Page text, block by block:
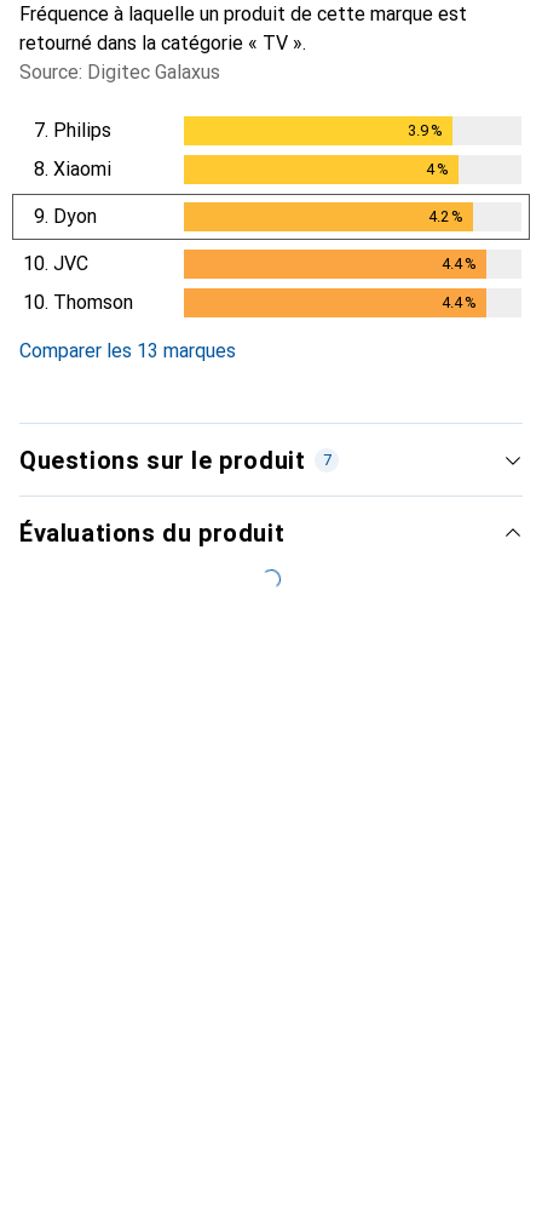
Fréquence à laquelle un produit de cette marque est
retourné dans la catégorie « TV ».
Source: Digitec Galaxus
7. Philips 3.9%
8. Xiaomi 4%
9. Dyon 4.2 %
4.2%
10. JVC 4.4%
4.4%
10. Thomson 4.4%
Comparer les 13 marques
Questions sur le produit 7
Évaluations du produit